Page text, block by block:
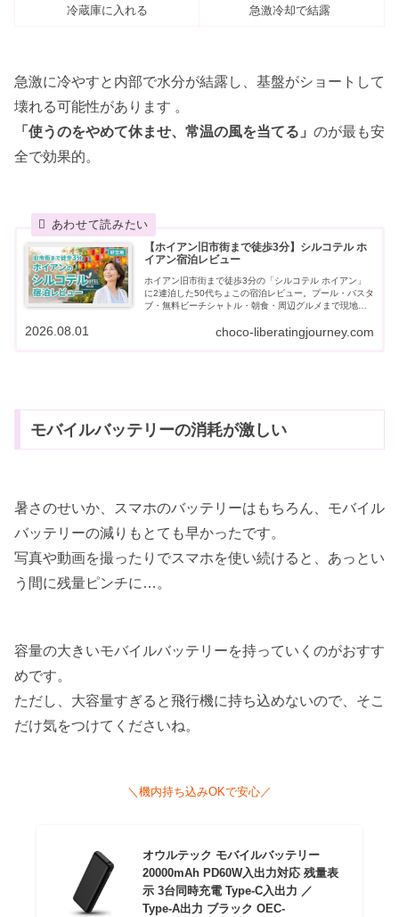
冷蔵庫に入れる 急激冷却で結露
急激に冷やすと内部で水分が結露し、基盤がショートして
壊れる可能性があります 。
「使うのをやめて休ませ、常温の風を当てる」 のが最も安
全で効果的。
【ホイアン旧市街まで徒歩3分】シルコテル ホ
イアン宿泊レビュー
ホイアン旧市街まで徒歩3分の「シルコテル ホイアン」
に2連泊した50代ちょこの宿泊レビュー。プール・バスタ
ブ・無料ビーチシャトル・朝食・周辺グルメまで現地目
choco-liberatingjourney.com
2026.08.01
モバイルバッテリーの消耗が激しい
暑さのせいか、スマホのバッテリーはもちろん、モバイル
バッテリーの減りもとても早かったです。
写真や動画を撮ったりでスマホを使い続けると、あっとい
う間に残量ピンチに…。
容量の大きいモバイルバッテリーを持っていくのがおすす
めです。
ただし、大容量すぎると飛行機に持ち込めないので、そこ
だけ気をつけてくださいね。
＼機内持ち込みOKで安心／
オウルテック モバイルバッテリー
20000mAh PD60W入出力対応 残量表
示 3台同時充電 Type-C入出力 ／
Type-A出力 ブラック OEC-